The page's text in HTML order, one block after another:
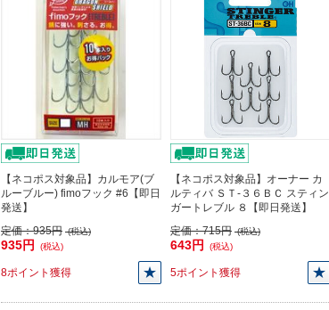
【ネコポス対象品】カルモア(ブ
ルーブルー) fimoフック #6【即日
発送】
定価：935円 (税込)
935円 (税込)
8ポイント獲得
【ネコポス対象品】オーナー カ
ルティバ ＳＴ-３６ＢＣ スティン
ガートレブル ８【即日発送】
定価：715円 (税込)
643円 (税込)
5ポイント獲得